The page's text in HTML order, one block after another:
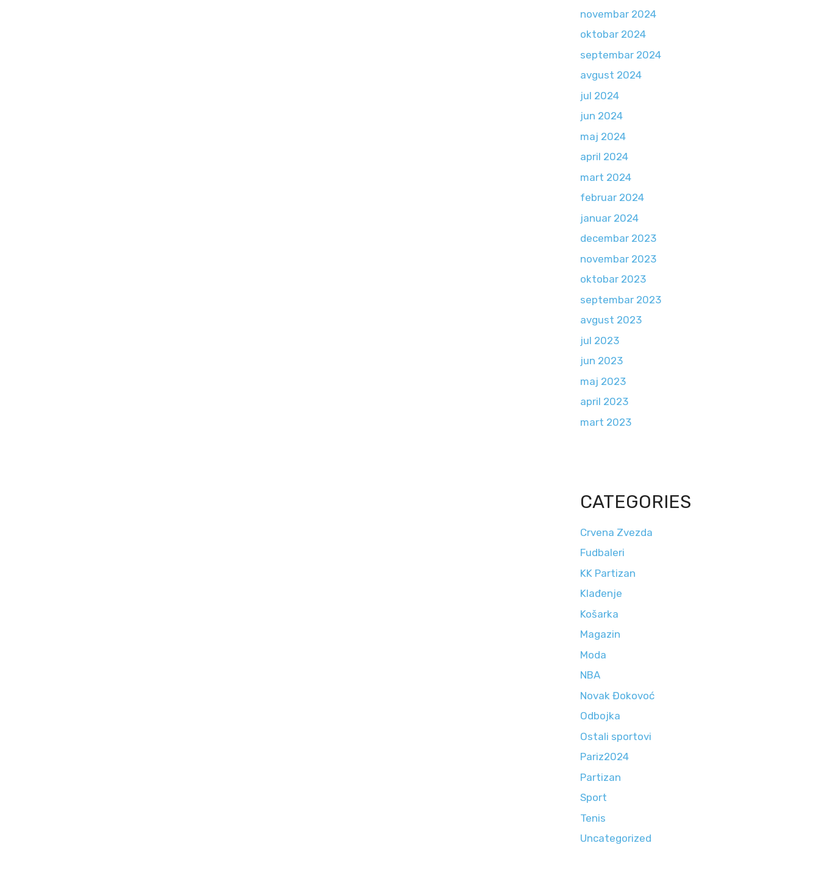
novembar 2024
oktobar 2024
septembar 2024
avgust 2024
jul 2024
jun 2024
maj 2024
april 2024
mart 2024
februar 2024
januar 2024
decembar 2023
novembar 2023
oktobar 2023
septembar 2023
avgust 2023
jul 2023
jun 2023
maj 2023
april 2023
mart 2023
CATEGORIES
Crvena Zvezda
Fudbaleri
KK Partizan
Klađenje
Košarka
Magazin
Moda
NBA
Novak Đokovoć
Odbojka
Ostali sportovi
Pariz2024
Partizan
Sport
Tenis
Uncategorized